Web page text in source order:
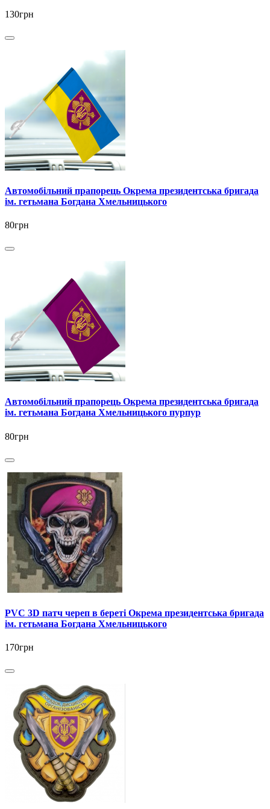
130грн
Автомобільний прапорець Окрема президентська бригада
ім. гетьмана Богдана Хмельницького
80грн
Автомобільний прапорець Окрема президентська бригада
ім. гетьмана Богдана Хмельницького пурпур
80грн
PVC 3D патч череп в береті Окрема президентська бригада
ім. гетьмана Богдана Хмельницького
170грн